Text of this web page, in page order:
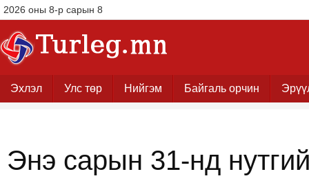
2026 оны 8-р сарын 8
Эхлэл Улс төр Нийгэм Байгаль орчин
Энэ сарын 31-нд